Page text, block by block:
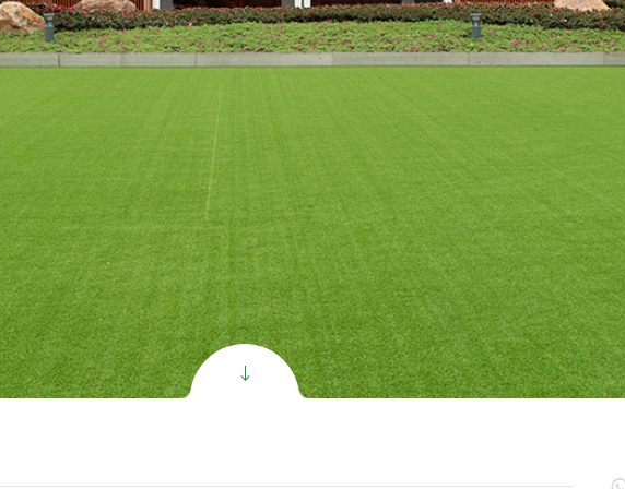
Synthétique
C PR Gazon
Gazon
Gazon de Football